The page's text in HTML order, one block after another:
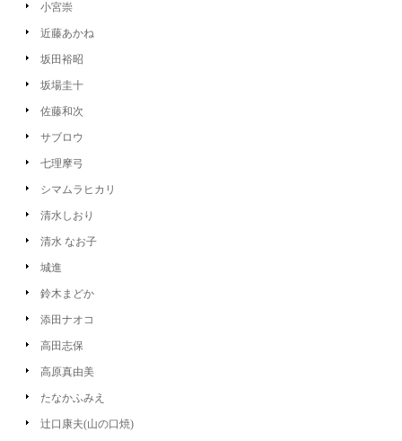
小宮崇
近藤あかね
坂田裕昭
坂場圭十
佐藤和次
サブロウ
七理摩弓
シマムラヒカリ
清水しおり
清水 なお子
城進
鈴木まどか
添田ナオコ
高田志保
高原真由美
たなかふみえ
辻口康夫(山の口焼)